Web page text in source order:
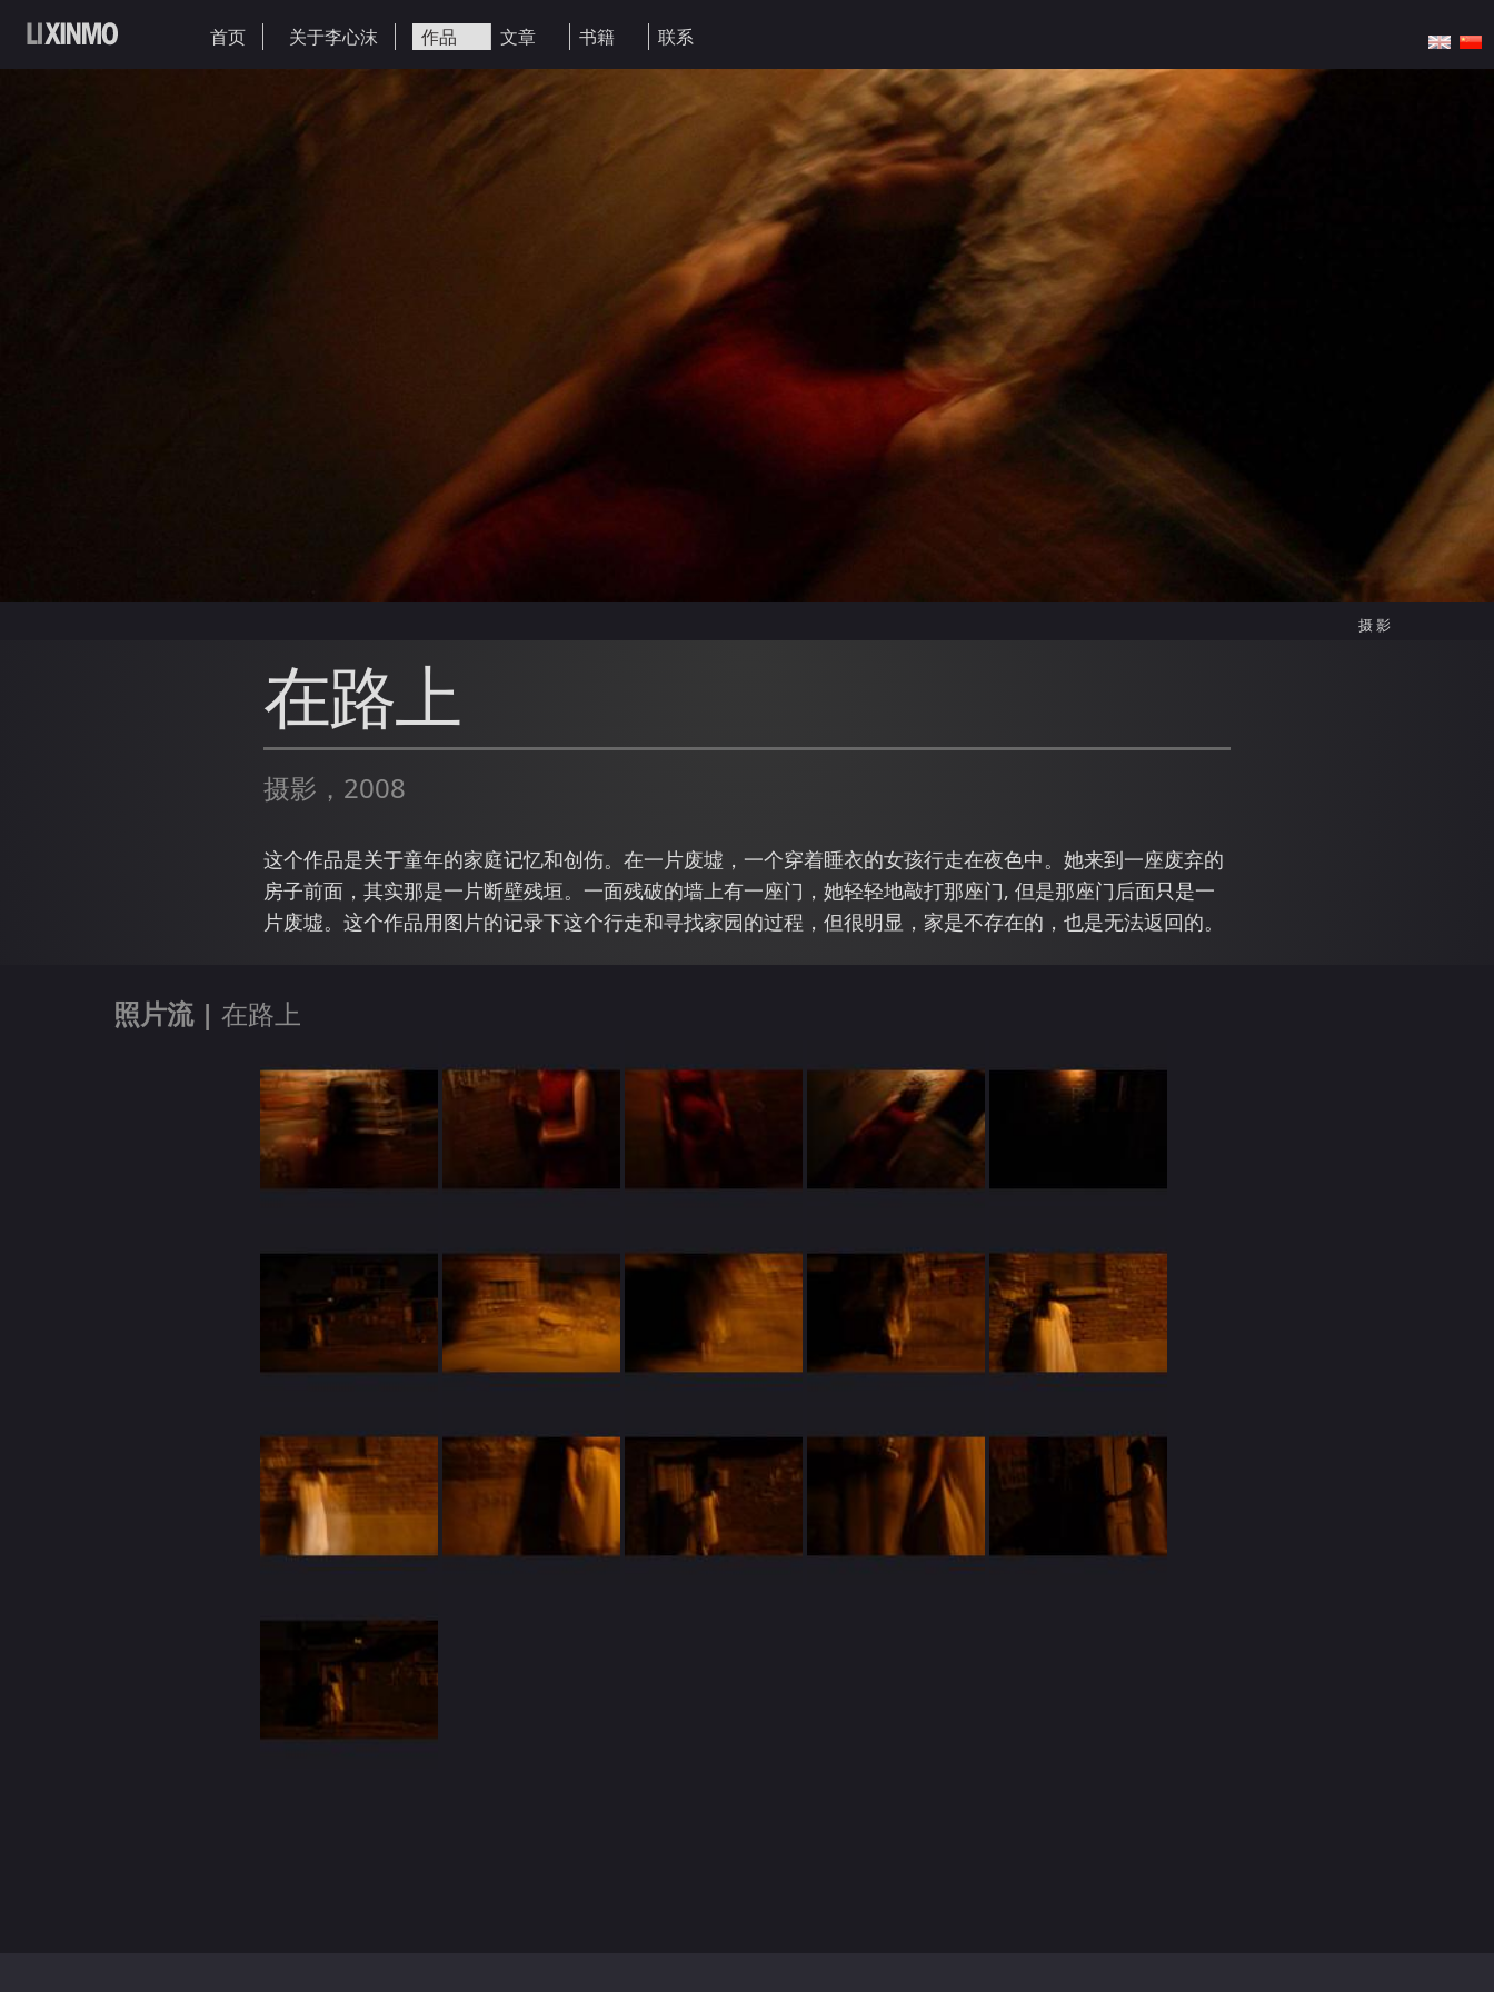
首页 关于李心沫 作品 文章 书籍 联系
摄影
在路上
摄影，2008
这个作品是关于童年的家庭记忆和创伤。在一片废墟，一个穿着睡衣的女孩行走在夜色中。她来到一座废弃的
房子前面，其实那是一片断壁残垣。一面残破的墙上有一座门，她轻轻地敲打那座门, 但是那座门后面只是一
片废墟。这个作品用图片的记录下这个行走和寻找家园的过程，但很明显，家是不存在的，也是无法返回的。
照片流 | 在路上